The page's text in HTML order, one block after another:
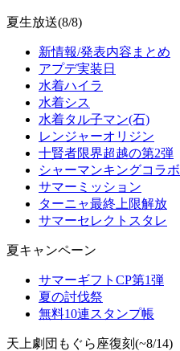
夏生放送(8/8)
新情報/発表内容まとめ
アプデ実装日
水着ハイラ
水着シス
水着タル子マン(石)
レンジャーオリジン
十賢者限界超越の第2弾
シャーマンキングコラボ
サマーミッション
ターニャ最終上限解放
サマーセレクトスタレ
夏キャンペーン
サマーギフトCP第1弾
夏の討伐祭
無料10連スタンプ帳
天上劇団もぐら座復刻(~8/14)